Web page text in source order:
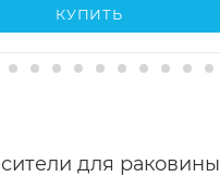
КУПИТЬ
для раковины